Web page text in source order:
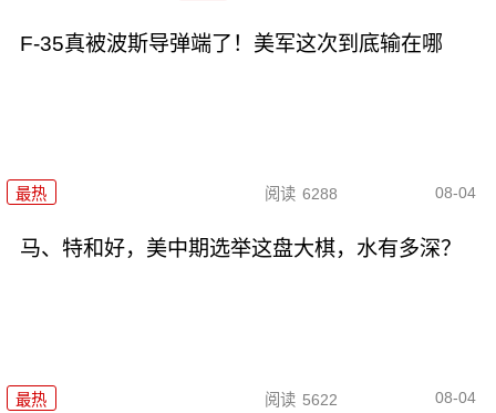
F-35真被波斯导弹端了！美军这次到底输在哪
最热 阅读 6288 08-04
马、特和好，美中期选举这盘大棋，水有多深？
最热 阅读 5622 08-04